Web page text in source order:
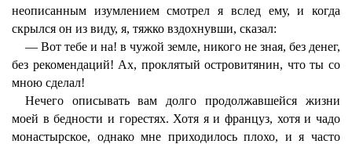
неописанным изумлением смотрел я вслед ему, и когда
скрылся он из виду, я, тяжко вздохнувши, сказал:
— Вот тебе и на! в чужой земле, никого не зная, без денег,
без рекомендаций! Ах, проклятый островитянин, что ты со
мною сделал!
Нечего описывать вам долго продолжавшейся жизни
моей в бедности и горестях. Хотя я и француз, хотя и чадо
монастырское, однако мне приходилось плохо, и я часто